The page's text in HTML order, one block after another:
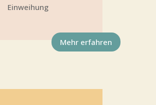
Einweihung
Mehr erfah­ren